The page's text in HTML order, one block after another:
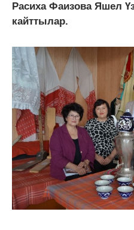
Расиха Фаизова Яшел
кайттылар.